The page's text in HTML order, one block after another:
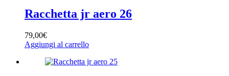
del
varianti.
Le
possono
essere
scelte
nella
Racchetta jr aero 26
79,00€
Aggiungi al carrello